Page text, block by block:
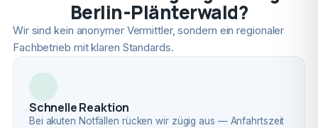
Berlin-Plänterwald?
Wir sind kein anonymer Vermittler, sondern ein regionaler
Fachbetrieb mit klaren Standards.
Schnelle Reaktion
Bei akuten Notfällen rücken wir zügig aus — Anfahrtszeit